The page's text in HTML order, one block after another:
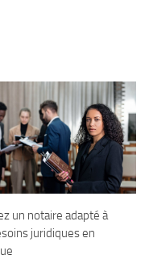
un notaire adapté à
juridiques en